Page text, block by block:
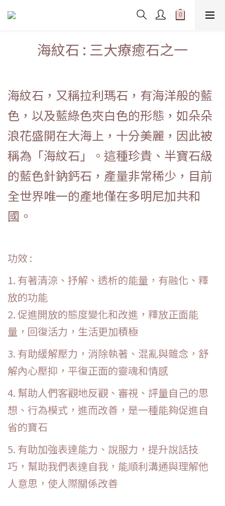
海紋石 : 三大療癒石之一
海紋石，又稱拉利瑪石，有海洋般的藍
色，以及藍綠色夾白色的形態，如朵朵
浪花盛開在大海上，十分美麗，因此被
稱為「海紋石」。這種珍貴、半寶石級
的藍色針鈉鈣石，產量非常稀少，目前
全世界唯一的產地僅在多明尼加共和
國。
功效 :
1. 有著清涼、抒解、透析的能量，有融化、釋
放的功能
2. 促進開放的態度變化和改進，釋放正面能
量，回復活力，生活更加積極
3. 有助緩解壓力，消除執著、混亂與雜念，舒
解內心壓抑，平復正面的靈魂和情感
4. 幫助人們客觀地反觀、審視、評量自己的思
想、行為模式，進而改善，是一種能夠促進自
省的寶石
5. 有助加強表達能力、說服力，提升說話技
巧，幫助我們表達自我，能順利溝通與理解他
人意思，使人際關係改善